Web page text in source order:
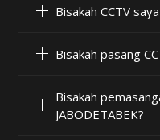
Bisakah CCTV
Bisakah pasang
Bisakah
JABODETABEK?